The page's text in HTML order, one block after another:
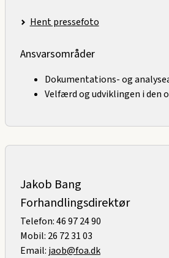
Hent pressefoto
Ansvarsområder
Dokumentations- og
Velfærd og udviklingen i den
Jakob Bang
Forhandlingsdirektør
Telefon: 46 97 24 90
Mobil: 26 72 31 03
Email: jaob@foa.dk